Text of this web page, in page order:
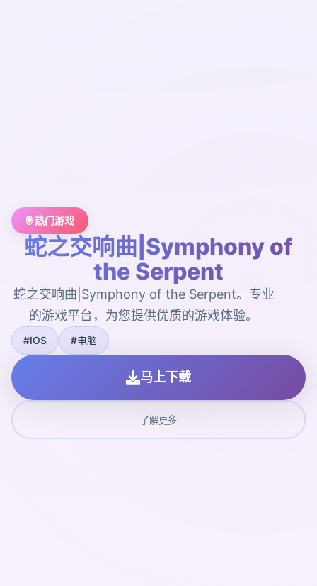
🖲️ 热门游戏
蛇之交响曲|Symphony of
the Serpent
蛇之交响曲|Symphony of the Serpent。专业
的游戏平台，为您提供优质的游戏体验。
#IOS #电脑
马上下载
了解更多